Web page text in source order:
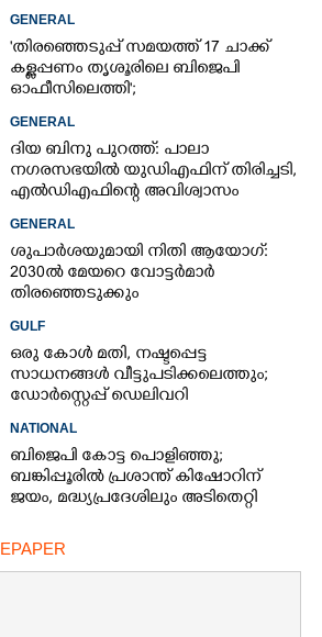
GENERAL
'തിരഞ്ഞെടുപ്പ് സമയത്ത് 17 ചാക്ക്
കള്ളപ്പണം തൃശൂരിലെ ബിജെപി
ഓഫീസിലെത്തി';
സെക്രട്ടറി
GENERAL
ദിയ ബിനു പുറത്ത്: പാലാ
നഗരസഭയിൽ യുഡിഎഫിന് തിരിച്ചടി,
എൽഡിഎഫിന്റെ അവിശ്വാസം
GENERAL
ശുപാർശയുമായി നിതി ആയോഗ്:
2030ൽ മേയറെ വോട്ടർമാർ
തിരഞ്ഞെടുക്കും
GULF
ഒരു കോൾ മതി,​ നഷ്ടപ്പെട്ട
സാധനങ്ങൾ വീട്ടുപടിക്കലെത്തും;​
ഡോർസ്റ്റെപ്പ് ഡെലിവറി
NATIONAL
ബിജെപി കോട്ട പൊളിഞ്ഞു;
ബങ്കിപ്പൂരിൽ പ്രശാന്ത് കിഷോറിന്
ജയം, മദ്ധ്യപ്രദേശിലും അടിതെറ്റി
EPAPER